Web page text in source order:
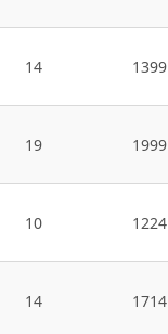
14 1399
19 1999
10 1224
14 1714